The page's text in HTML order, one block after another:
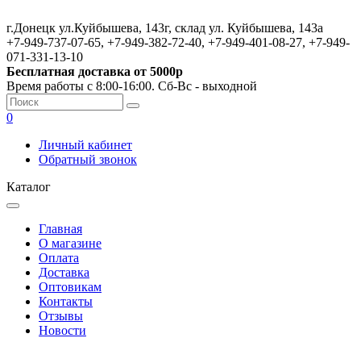
г.Донецк ул.Куйбышева, 143г, склад ул. Куйбышева, 143а
+7-949-737-07-65, +7-949-382-72-40, +7-949-401-08-27, +7-949-
071-331-13-10
Бесплатная доставка от 5000р
Время работы с 8:00-16:00. Сб-Вс - выходной
0
Личный кабинет
Обратный звонок
Каталог
Главная
О магазине
Оплата
Доставка
Оптовикам
Контакты
Отзывы
Новости